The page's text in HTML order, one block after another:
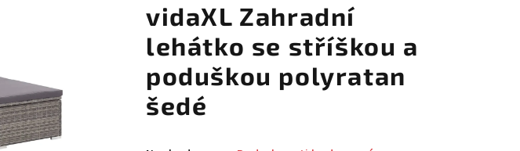
vidaXL Zahradní
lehátko se stříškou a
poduškou polyratan
šedé